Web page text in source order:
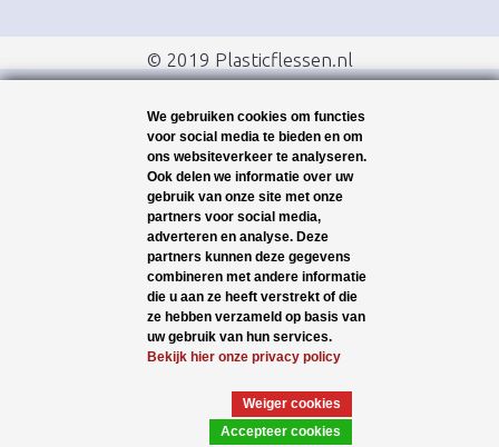
© 2019 Plasticflessen.nl
We gebruiken cookies om functies
voor social media te bieden en om
ons websiteverkeer te analyseren.
Ook delen we informatie over uw
gebruik van onze site met onze
partners voor social media,
adverteren en analyse. Deze
partners kunnen deze gegevens
combineren met andere informatie
die u aan ze heeft verstrekt of die
ze hebben verzameld op basis van
uw gebruik van hun services.
Bekijk hier onze privacy policy
Weiger cookies
Accepteer cookies